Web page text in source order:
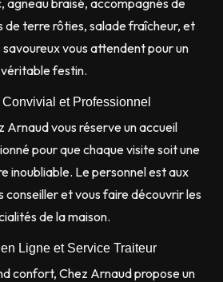
de terre rôties, salade fraîcheur, et
vous attendent pour un
véritable festin.
et Professionnel
Arnaud vous réserve un accueil
pour que chaque visite soit une
inoubliable. Le personnel est aux
conseiller et vous faire découvrir les
de la maison.
Ligne et Service Traiteur
confort, Chez Arnaud propose un